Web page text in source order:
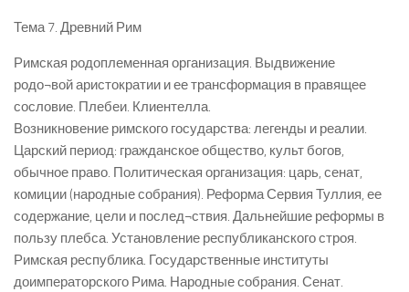
Тема 7. Древний Рим
Римская родоплеменная организация. Выдвижение
родо¬вой аристократии и ее трансформация в правящее
сословие. Плебеи. Клиентелла.
Возникновение римского государства: легенды и реалии.
Царский период: гражданское общество, культ богов,
обычное право. Политическая организация: царь, сенат,
комиции (народные собрания). Реформа Сервия Туллия, ее
содержание, цели и послед¬ствия. Дальнейшие реформы в
пользу плебса. Установление республиканского строя.
Римская республика. Государственные институты
доимператорского Рима. Народные собрания. Сенат.